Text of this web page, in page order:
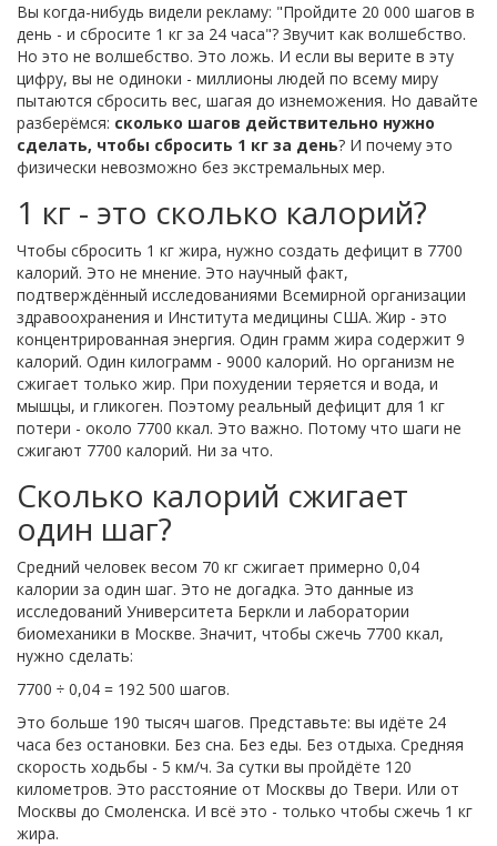
Вы когда-нибудь видели рекламу: "Пройдите 20 000 шагов в
день - и сбросите 1 кг за 24 часа"? Звучит как волшебство.
Но это не волшебство. Это ложь. И если вы верите в эту
цифру, вы не одиноки - миллионы людей по всему миру
пытаются сбросить вес, шагая до изнеможения. Но давайте
разберёмся: сколько шагов действительно нужно
сделать, чтобы сбросить 1 кг за день? И почему это
физически невозможно без экстремальных мер.
1 кг - это сколько калорий?
Чтобы сбросить 1 кг жира, нужно создать дефицит в 7700
калорий. Это не мнение. Это научный факт,
подтверждённый исследованиями Всемирной организации
здравоохранения и Института медицины США. Жир - это
концентрированная энергия. Один грамм жира содержит 9
калорий. Один килограмм - 9000 калорий. Но организм не
сжигает только жир. При похудении теряется и вода, и
мышцы, и гликоген. Поэтому реальный дефицит для 1 кг
потери - около 7700 ккал. Это важно. Потому что шаги не
сжигают 7700 калорий. Ни за что.
Сколько калорий сжигает
один шаг?
Средний человек весом 70 кг сжигает примерно 0,04
калории за один шаг. Это не догадка. Это данные из
исследований Университета Беркли и лаборатории
биомеханики в Москве. Значит, чтобы сжечь 7700 ккал,
нужно сделать:
7700 ÷ 0,04 = 192 500 шагов.
Это больше 190 тысяч шагов. Представьте: вы идёте 24
часа без остановки. Без сна. Без еды. Без отдыха. Средняя
скорость ходьбы - 5 км/ч. За сутки вы пройдёте 120
километров. Это расстояние от Москвы до Твери. Или от
Москвы до Смоленска. И всё это - только чтобы сжечь 1 кг
жира.